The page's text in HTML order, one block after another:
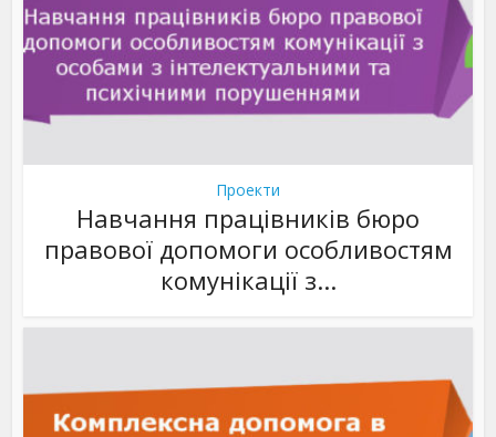
Проекти
Навчання працівників бюро
правової допомоги особливостям
комунікації з...